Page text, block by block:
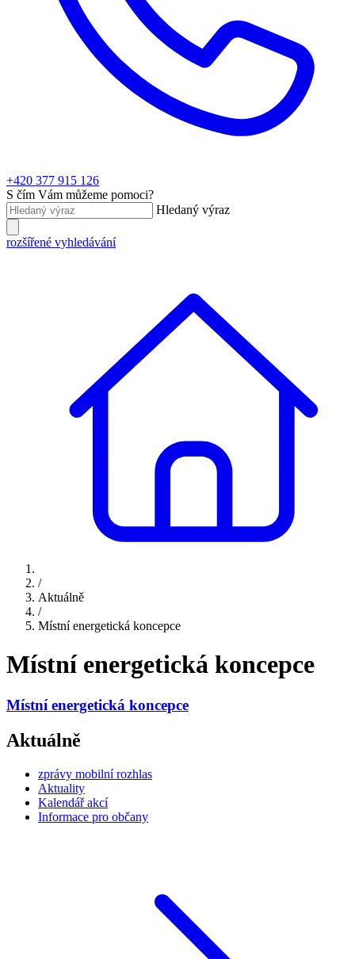
+420 377 915 126
S čím Vám můžeme pomoci?
Hledaný výraz
rozšířené vyhledávání
/
Aktuálně
/
Místní energetická koncepce
Místní energetická koncepce
Místní energetická koncepce
Aktuálně
zprávy mobilní rozhlas
Aktuality
Kalendář akcí
Informace pro občany